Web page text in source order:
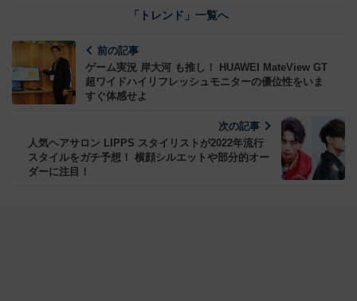
「トレンド」一覧へ
前の記事
ゲーム実況 岸大河 も推し！ HUAWEI MateView GT
超ワイドハイリフレッシュモニターの優位性をいま
すぐ体感せよ
次の記事
人気ヘアサロン LIPPS スタイリストが2022年流行
スタイルをガチ予想！ 横顔シルエットや部分的オー
ダーに注目！